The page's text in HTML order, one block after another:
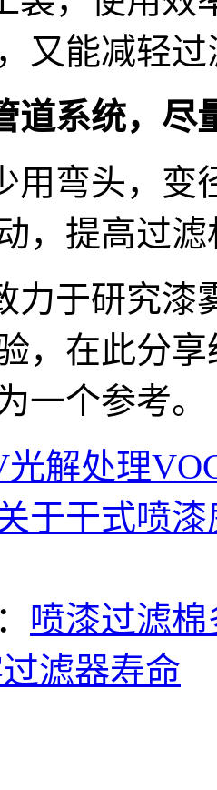
又能减轻
道系统，尽
用弯头，变
，提高过
力于研究漆
，在此分
一个参考。
光解处理
于干式喷
喷漆过滤
滤器寿命